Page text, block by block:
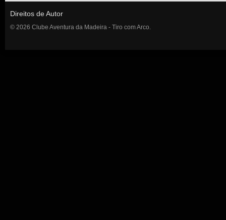
Direitos de Autor
© 2026 Clube Aventura da Madeira - Tiro com Arco.